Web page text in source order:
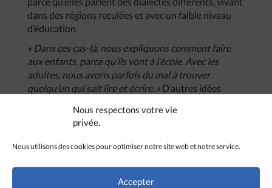
Nous respectons votre vie
privée.
Nous utilisons des cookies pour optimiser notre site web et notre service.
Accepter
dans des régions reculées et avec un faible niveau
d’éducation.
« Dans ces cas-là, nous expliquons comment faire
aux enfants, parce qu’ils vont à l’école. Avec les
adultes, nous avons parfois du mal à trouver
quelqu’un qui sait lire et écrire. » D’autres idées
« Nous soutenons leurs idées autant que possible.
Nous essayons d’utiliser des semences et des
engrais locaux au maximum, afin de résister au choc
la pandémie »,explique l’organisation.« C’est en
responsabilisant les communautés locales qu’elles